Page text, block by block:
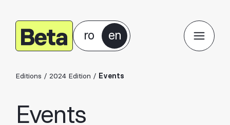
ro en
Editions / 2024 Edition / Events
Events